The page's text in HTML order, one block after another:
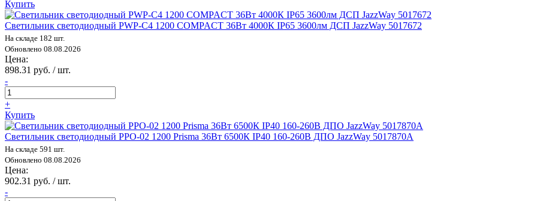
Купить
Светильник светодиодный PWP-С4 1200 COMPACT 36Вт 4000К IP65 3600лм ДСП JazzWay 5017672
На складе 182 шт.
Обновлено 08.08.2026
Цена:
898.31 руб. / шт.
-
+
Купить
Светильник светодиодный PPO-02 1200 Prisma 36Вт 6500К IP40 160-260В ДПО JazzWay 5017870A
На складе 591 шт.
Обновлено 08.08.2026
Цена:
902.31 руб. / шт.
-